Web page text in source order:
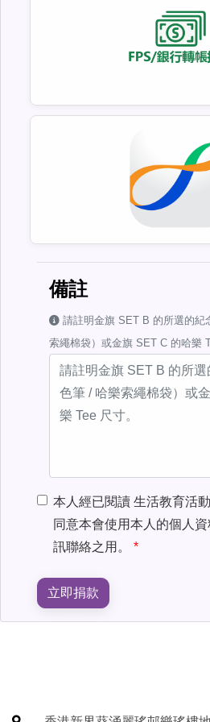
備註
請註明金旗 SET B 的所選的紀
索繩棉袋）或金旗 SET C 的哈樂
本人經已閱讀 生活教育活
同意本會使用本人的個人
訊聯絡之用。
立即捐款